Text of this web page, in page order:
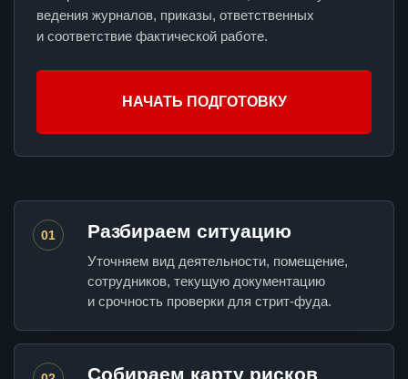
ведения журналов, приказы, ответственных
и соответствие фактической работе.
НАЧАТЬ ПОДГОТОВКУ
01 Разбираем ситуацию
Уточняем вид деятельности, помещение,
сотрудников, текущую документацию
и срочность проверки для стрит-фуда.
Собираем карту рисков